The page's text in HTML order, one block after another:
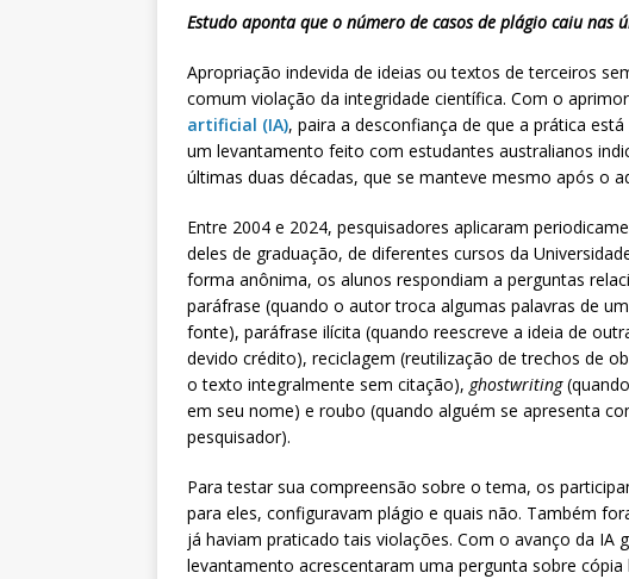
Estudo aponta que o número de casos de plágio caiu nas
Apropriação indevida de ideias ou textos de terceiros
comum violação da integridade científica. Com o
artificial (IA), paira a desconfiança de que a prática
um levantamento feito com estudantes australianos
últimas duas décadas, que se manteve mesmo após o
Entre 2004 e 2024, pesquisadores aplicaram
deles de graduação, de diferentes cursos da
forma anônima, os alunos respondiam a perguntas
paráfrase (quando o autor troca algumas palavras de
fonte), paráfrase ilícita (quando reescreve a ideia de
devido crédito), reciclagem (reutilização de trechos de
o texto integralmente sem citação), ghostwriting
em seu nome) e roubo (quando alguém se apresenta
pesquisador).
Para testar sua compreensão sobre o tema, os
para eles, configuravam plágio e quais não. Também
já haviam praticado tais violações. Com o avanço da IA
levantamento acrescentaram uma pergunta sobre